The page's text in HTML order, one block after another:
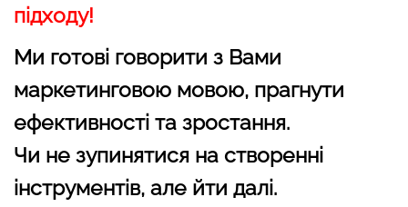
підходу!
Ми готові говорити з Вами
маркетинговою мовою, прагнути
ефективності та зростання.
Чи не зупинятися на створенні
інструментів, але йти далі.